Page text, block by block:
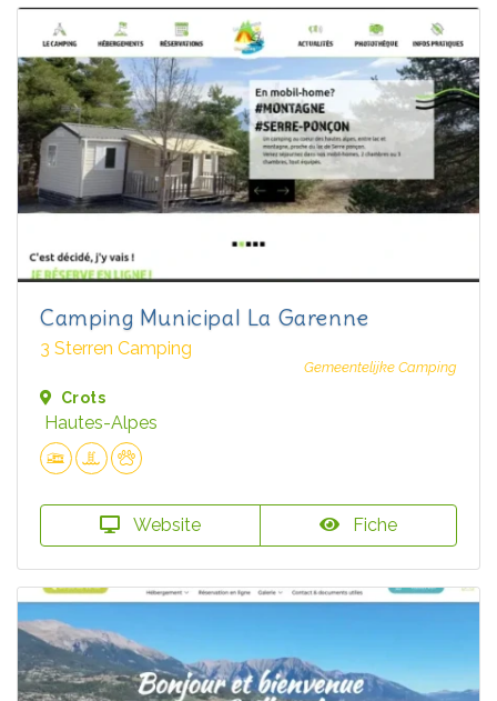
Camping Municipal La Garenne
3 Sterren Camping
Gemeentelijke Camping
Crots
Hautes-Alpes
Website Fiche